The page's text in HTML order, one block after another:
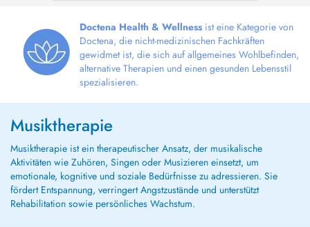
intention est de comprendre l'origine profonde
des déséquilibres, plu...
Doctena Health & Wellness ist eine Kategorie von
Doctena, die nicht-medizinischen Fachkräften
gewidmet ist, die sich auf allgemeines Wohlbefinden,
alternative Therapien und einen gesunden Lebensstil
spezialisieren.
Musiktherapie
Musiktherapie ist ein therapeutischer Ansatz, der musikalische
Aktivitäten wie Zuhören, Singen oder Musizieren einsetzt, um
emotionale, kognitive und soziale Bedürfnisse zu adressieren. Sie
fördert Entspannung, verringert Angstzustände und unterstützt
Rehabilitation sowie persönliches Wachstum.